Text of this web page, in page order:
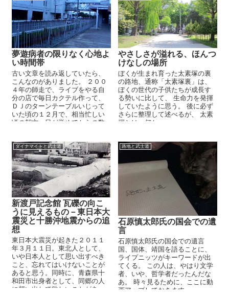
夢遊病者の限りなく心地よ
い時間帯
古い文章を読み返していたら、
こんなのがありました。 ２００
４年の師走で、ライブをやる自
分の店で毎日カクテル作って、
ＤＪのターンテーブルいじって
いた頃の１２月で、相当忙しい
頃の朝方、目が覚めてからの数
やさしさが溢れる、ほんつ
けなしの場所
ぼくが生まれ育った太素塚の裏
の路地、通称「太素塚裏」は、
ぼくの世代の子供たちが成長す
る勢いに比して、 生命力を発揮
していたように思う。 後に必ず
さらに整理して述べるが、 太素
塚とは、何か。
ダイナマイトと武士道
新渡戸記念館 瓦礫の向こ
うに見えるもの－東日本大
震災と十勝沖地震からの追
想
東日本大震災が起きた２０１１
年３月１１日。東北人として、
いや日本人として思い出すべき
こと、忘れてはいけないことが
あると思う。同時に、青森県十
和田市出身者として、同郷の人
に想い出して欲しいことがあ
路地と武士道
石原慎太郎氏の国会での遺
言
石原慎太郎氏の国会での遺言
国、国体、靖国を語ることに、
ライプニッツがキーワードが出
てくる。 この人は、やはり文学
者、いや、哲学者だったんだな
あ。 時々見るために、ここに動
画アップしておきます。